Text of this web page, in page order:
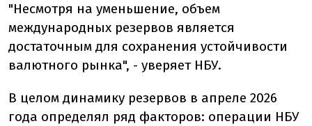
"Несмотря на уменьшение, объем
международных резервов является
достаточным для сохранения устойчивости
валютного рынка", - уверяет НБУ.
В целом динамику резервов в апреле 2026
года определял ряд факторов: операции НБУ